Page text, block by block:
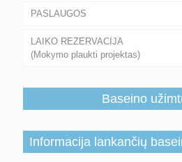
PASLAUGOS
LAIKO REZERVACIJA
(Mokymo plaukti projektas)
Baseino
Informacija lankančių